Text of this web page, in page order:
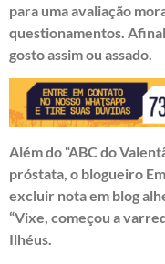
para uma avaliação
questionamentos.
gosto assim ou assado.
Além do “ABC do
próstata, o blogueiro
excluir nota em blog
“Vixe, começou a
Ilhéus.